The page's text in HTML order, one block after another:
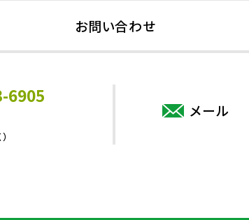
お問い合わせ
6905
メール